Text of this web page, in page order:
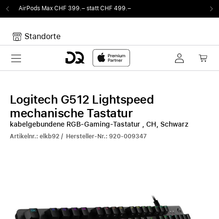
499.– Von Sound auf Fun. DQ Radio by
Standorte
Toggle navigation
Logitech G512 Lightspeed
mechanische Tastatur
kabelgebundene RGB-Gaming-Tastatur , CH, Schwarz
Artikelnr.: elkb92 / Hersteller-Nr.: 920-009347